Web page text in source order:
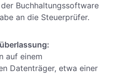
Buchhaltungssoftware
an die Steuerprüfer.
auf einem
Datenträger, etwa einer